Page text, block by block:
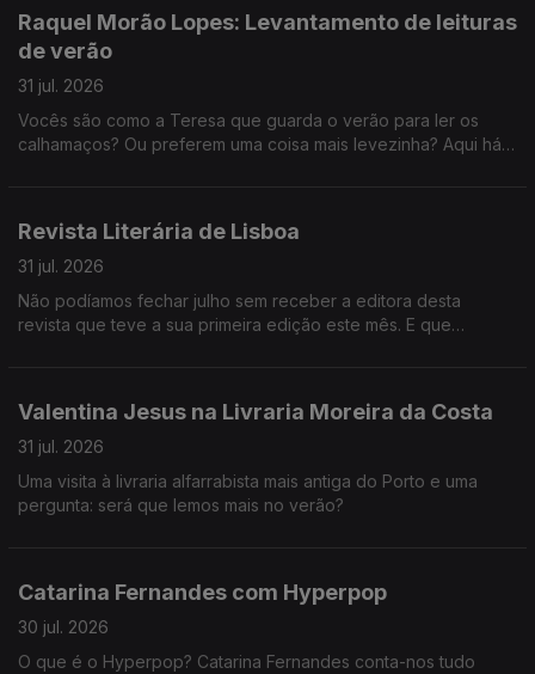
Raquel Morão Lopes: Levantamento de leituras
de verão
31 jul. 2026
Vocês são como a Teresa que guarda o verão para ler os
calhamaços? Ou preferem uma coisa mais levezinha? Aqui há
Revista Literária de Lisboa
31 jul. 2026
Não podíamos fechar julho sem receber a editora desta
revista que teve a sua primeira edição este mês. E que
Valentina Jesus na Livraria Moreira da Costa
31 jul. 2026
Uma visita à livraria alfarrabista mais antiga do Porto e uma
pergunta: será que lemos mais no verão?
Catarina Fernandes com Hyperpop
30 jul. 2026
O que é o Hyperpop? Catarina Fernandes conta-nos tudo